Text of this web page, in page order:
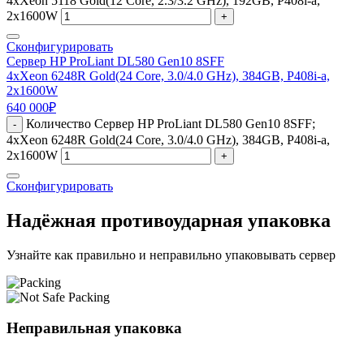
2x1600W
+
Сконфигурировать
Сервер HP ProLiant DL580 Gen10 8SFF
4xXeon 6248R Gold(24 Core, 3.0/4.0 GHz), 384GB, P408i-a,
2x1600W
640 000₽
-
Количество Сервер HP ProLiant DL580 Gen10 8SFF;
4xXeon 6248R Gold(24 Core, 3.0/4.0 GHz), 384GB, P408i-a,
2x1600W
+
Сконфигурировать
Надёжная противоударная упаковка
Узнайте как правильно и неправильно упаковывать сервер
Неправильная упаковка